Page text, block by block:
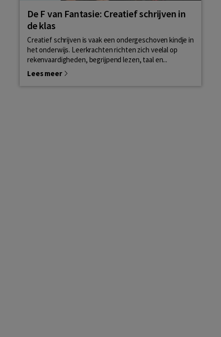
De F van Fantasie: Creatief schrijven in
de klas
Creatief schrijven is vaak een ondergeschoven kindje in
het onderwijs. Leerkrachten richten zich veelal op
rekenvaardigheden, begrijpend lezen, taal en...
Lees meer